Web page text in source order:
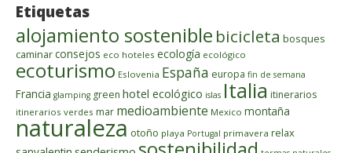
Etiquetas
alojamiento sostenible bicicleta bosques
caminarconsejos eco hoteles ecología ecológico
ecoturismo Eslovenia España europa fin de semana
Francia glamping green hotel ecológico islas Italia itinerarios
itinerarios verdes mar medioambiente Mexico montaña
naturaleza otoño playa Portugal primavera relax